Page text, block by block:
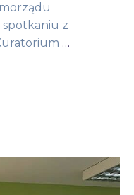
spotkaniu z
…